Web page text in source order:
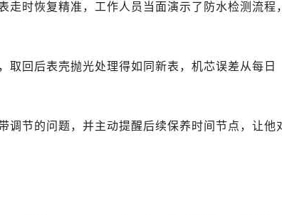
E座6楼10室（需提前预约）
1707室（需提前预约）
楼2002室（需提前预约）
润万象城写字楼（鄂尔多斯大厦）23层2326室（需提
心写字楼20层01室（需提前预约）
（需提前预约）
提前预约）
时恢复精准，工作人员当面演示了防水检测流程，
取回后表壳抛光处理得如同新表，机芯误差从每日
调节的问题，并主动提醒后续保养时间节点，让他